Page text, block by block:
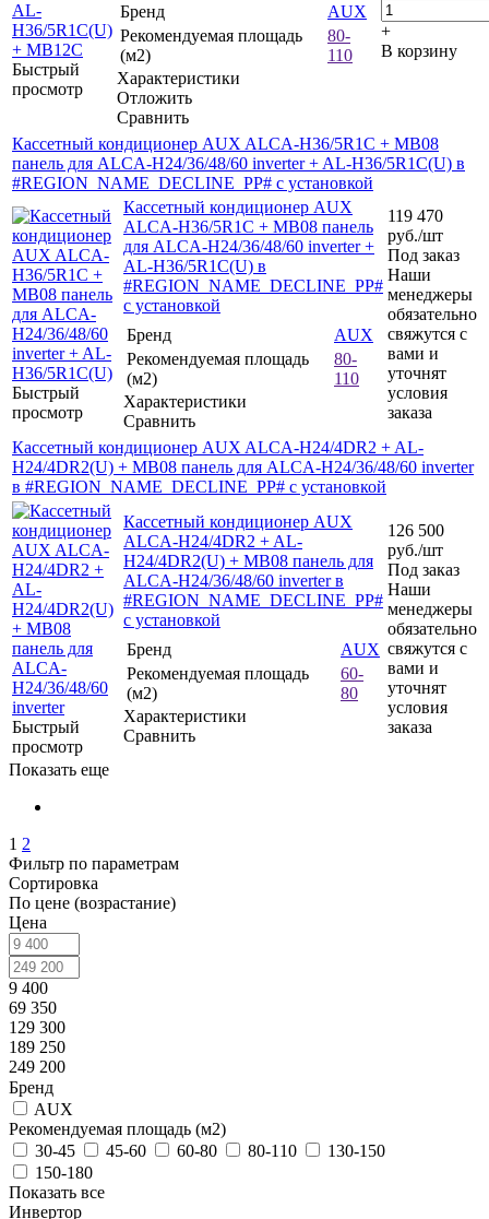
Быстрый
просмотр
Бренд
AUX
Рекомендуемая площадь
(м2)
80-
110
Характеристики
Отложить
Сравнить
+
В корзину
Кассетный кондиционер AUX ALCA-H36/5R1C + MB08
панель для ALCA-H24/36/48/60 inverter + AL-H36/5R1C(U) в
#REGION_NAME_DECLINE_PP# с установкой
Быстрый
просмотр
Кассетный кондиционер AUX
ALCA-H36/5R1C + MB08 панель
для ALCA-H24/36/48/60 inverter +
AL-H36/5R1C(U) в
#REGION_NAME_DECLINE_PP#
с установкой
Бренд
AUX
Рекомендуемая площадь
(м2)
80-
110
Характеристики
Сравнить
119 470
руб./шт
Под заказ
Наши
менеджеры
обязательно
свяжутся с
вами и
уточнят
условия
заказа
Кассетный кондиционер AUX ALCA-H24/4DR2 + AL-
H24/4DR2(U) + MB08 панель для ALCA-H24/36/48/60 inverter
в #REGION_NAME_DECLINE_PP# с установкой
Быстрый
просмотр
Кассетный кондиционер AUX
ALCA-H24/4DR2 + AL-
H24/4DR2(U) + MB08 панель для
ALCA-H24/36/48/60 inverter в
#REGION_NAME_DECLINE_PP#
с установкой
Бренд
AUX
Рекомендуемая площадь
(м2)
60-
80
Характеристики
Сравнить
126 500
руб./шт
Под заказ
Наши
менеджеры
обязательно
свяжутся с
вами и
уточнят
условия
заказа
Показать еще
1 2
Фильтр по параметрам
Сортировка
По цене (возрастание)
Цена
9 400
69 350
129 300
189 250
249 200
Бренд
AUX
Рекомендуемая площадь (м2)
30-45
45-60 60-80 80-110
130-150
150-180
Показать все
Инвертор